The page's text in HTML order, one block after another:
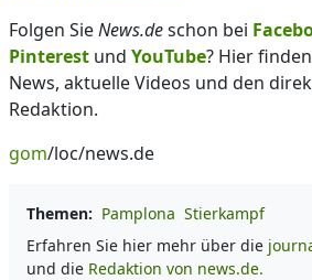
Folgen SieNews.deschon bei
Pinterest und YouTube? Hier
News, aktuelle Videos und den
Redaktion.
gom/loc/news.de
Themen: Pamplona Stierkampf
Erfahren Sie hier mehr über die
und die Redaktion von news.de.